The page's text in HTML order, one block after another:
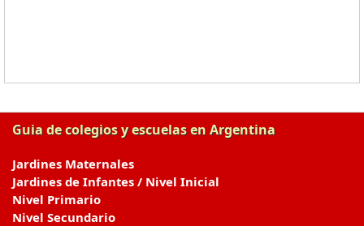
Guia de colegios y escuelas en Argentina
Jardines Maternales
Jardines de Infantes / Nivel Inicial
Nivel Primario
Nivel Secundario